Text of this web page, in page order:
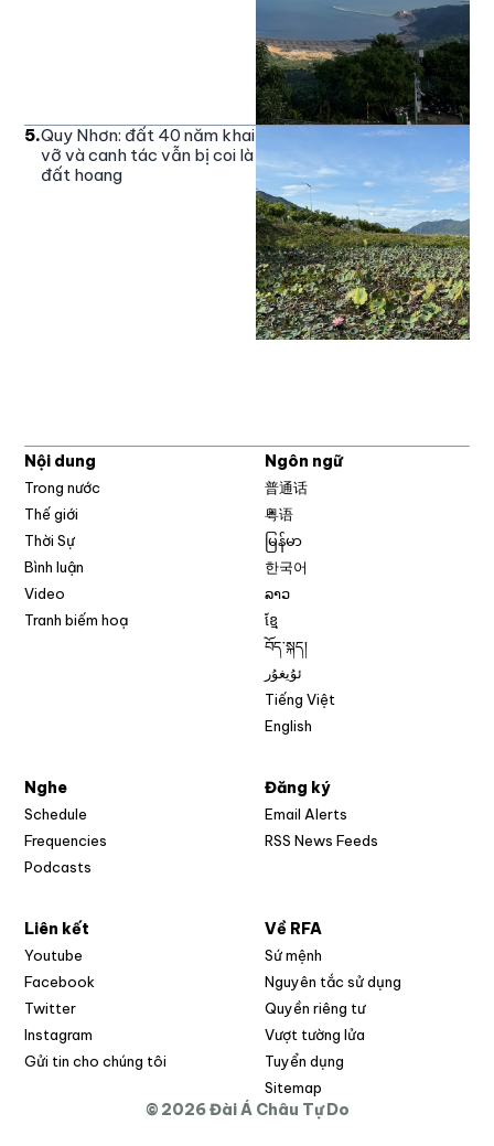
5.Quy Nhơn: đất 40 năm khai
vỡ và canh tác vẫn bị coi là
đất hoang
Nội dung
Trong nước
Thế giới
Thời Sự
Bình luận
Video
Tranh biếm hoạ
Ngôn ngữ
普通话
粤语
မြန်မာ
한국어
ລາວ
ខ្មែ
བོད་སྐད།
ئۇيغۇر
Tiếng Việt
English
Nghe
Schedule
Frequencies
Podcasts
Đăng ký
Email Alerts
RSS News Feeds
Liên kết
Youtube
Facebook
Twitter
Instagram
Gửi tin cho chúng tôi
Về RFA
Sứ mệnh
Nguyên tắc sử dụng
Quyền riêng tư
Vượt tường lửa
Tuyển dụng
Sitemap
© 2026 Đài Á Châu Tự Do